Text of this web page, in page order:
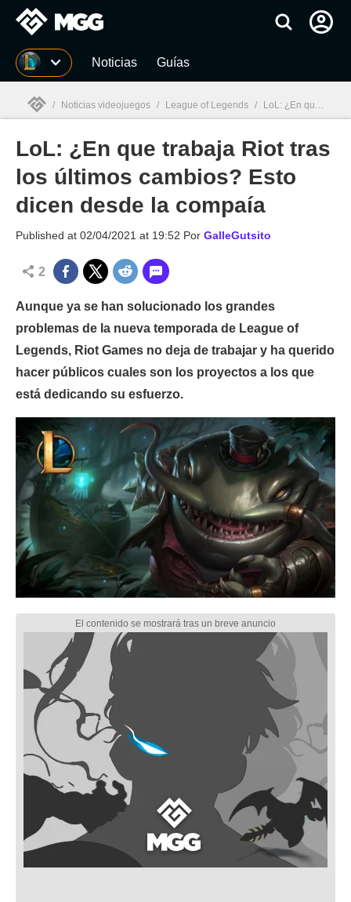
MGG Noticias Guías
MGG
/ Noticias videojuegos / League of Legends / LoL: ¿En que trabaja Riot tras los últimos cambios? Esto dicen desde la compaía
LoL: ¿En que trabaja Riot tras
los últimos cambios? Esto
dicen desde la compaía
Published at 02/04/2021 at 19:52 Por GalleGutsito
2
Aunque ya se han solucionado los grandes
problemas de la nueva temporada de League of
Legends, Riot Games no deja de trabajar y ha querido
hacer públicos cuales son los proyectos a los que
está dedicando su esfuerzo.